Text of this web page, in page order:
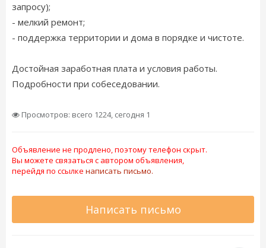
запросу);
- мелкий ремонт;
- поддержка территории и дома в порядке и чистоте.
Достойная заработная плата и условия работы.
Подробности при собеседовании.
Просмотров: всего 1224, сегодня 1
Объявление не продлено, поэтому телефон скрыт.
Вы можете связаться с автором объявления,
перейдя по ссылке написать письмо.
Написать письмо